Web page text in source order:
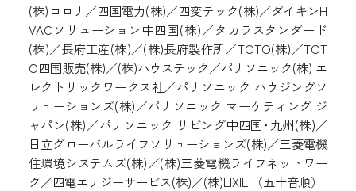
(株)コロナ／四国電力(株)／四変テック(株)／ダイキンH
VACソリューション中四国(株)／タカラスタンダード
(株)／長府工産(株)／(株)長府製作所／TOTO(株)／TOT
O四国販売(株)／(株)ハウステック／パナソニック(株) エ
レクトリックワークス社／パナソニック ハウジングソ
リューションズ(株)／パナソニック マーケティング ジ
ャパン(株)／パナソニック リビング中四国･九州(株)／
日立グローバルライフソリューションズ(株)／三菱電機
住環境システムズ(株)／(株)三菱電機ライフネットワー
ク／四電エナジーサービス(株)／(株)LIXIL （五十音順）